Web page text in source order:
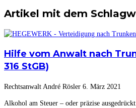
Artikel mit dem
Hilfe vom Anwalt nach
316 StGB)
Rechtsanwalt André Rösler 6. März 2021
Alkohol am Steuer – oder präzise